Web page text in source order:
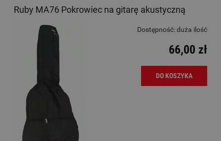
Ruby MA76 Pokrowiec na gitarę akustyczną
Dostępność:duża ilość
66,00 zł
DO KOSZYKA